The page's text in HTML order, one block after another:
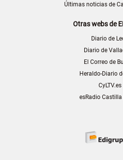
Últimas noticias de
Otras webs de
Diario de
Diario de
El Correo de
Heraldo-Diario
CyLTV.es
esRadio Castilla